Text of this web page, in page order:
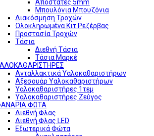
Αποστάτες 5mm
Μπουλόνια Μπουζόνια
Διακόσμηση Τροχών
Ολοκληρωμένα Κιτ Ρεζέρβας
Προστασία Τροχών
Τάσια
Διεθνή Τάσια
Τάσια Μαρκέ
Ανταλλακτικά Υαλοκαθαριστήρων
Αξεσουάρ Υαλοκαθαριστήρων
Υαλοκαθαριστήρες 1τεμ
Υαλοκαθαριστήρες Ζεύγος
ΦΩΤΑ
Διεθνή Φλας
Διεθνή Φλας LED
Εξωτερικά Φώτα